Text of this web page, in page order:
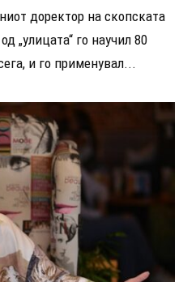
доректор на скопската
„улицата“ го научил 80
и го применувал...